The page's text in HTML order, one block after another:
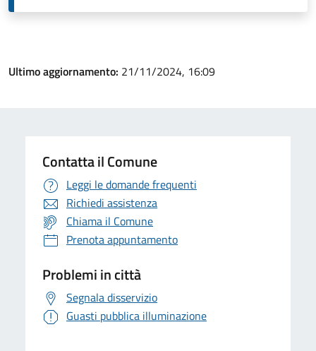
Ultimo aggiornamento: 21/11/2024, 16:09
Contatta il Comune
Leggi le domande frequenti
Richiedi assistenza
Chiama il Comune
Prenota appuntamento
Problemi in città
Segnala disservizio
Guasti pubblica illuminazione